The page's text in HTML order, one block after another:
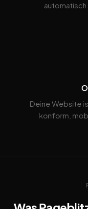
automatisch
Deine Website
konform,